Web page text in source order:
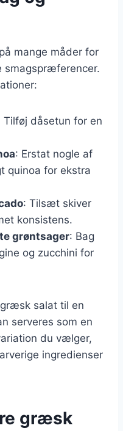
mange måder for
smagspræferencer.
Tilføj dåsetun for en
: Erstat nogle af
quinoa for ekstra
: Tilsæt skiver
konsistens.
grøntsager: Bag
og zucchini for
salat til en
serveres som en
du vælger,
ingredienser
græsk